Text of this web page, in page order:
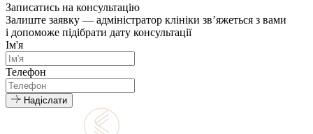
Записатись на консультацію
Залиште заявку — адміністратор клініки зв’яжеться з вами
і допоможе підібрати дату консультації
Ім'я
Телефон
Надіслати